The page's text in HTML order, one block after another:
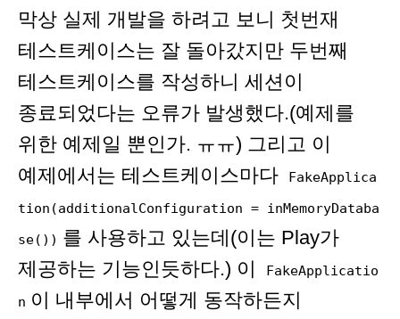
막상 실제 개발을 하려고 보니 첫번재
테스트케이스는 잘 돌아갔지만 두번째
테스트케이스를 작성하니 세션이
종료되었다는 오류가 발생했다.(예제를
위한 예제일 뿐인가. ㅠㅠ) 그리고 이
예제에서는 테스트케이스마다
FakeApplica
tion(additionalConfiguration = inMemoryDataba
se()) 를 사용하고 있는데(이는 Play가
제공하는 기능인듯하다.) 이
FakeApplicatio
n 이 내부에서 어떻게 동작하든지